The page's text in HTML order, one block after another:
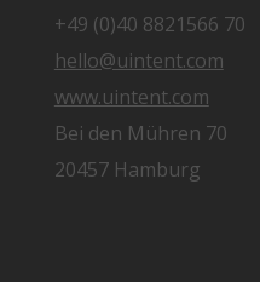
+49 (0)40 8821566 70
hello@uintent.com
www.uintent.com
Bei den Mühren 70
20457 Hamburg